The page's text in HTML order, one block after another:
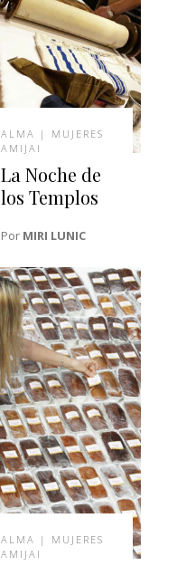
ALMA | MUJERES
AMIJAI
La Noche de
los Templos
Por MIRI LUNIC
ALMA | MUJERES
AMIJAI